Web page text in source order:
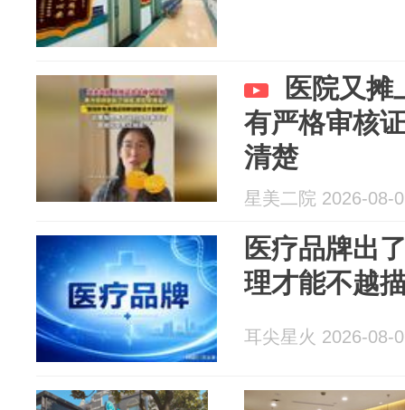
医院又摊
有严格审核
清楚
星美二院 2026-08-
医疗品牌出
理才能不越
耳尖星火 2026-08-